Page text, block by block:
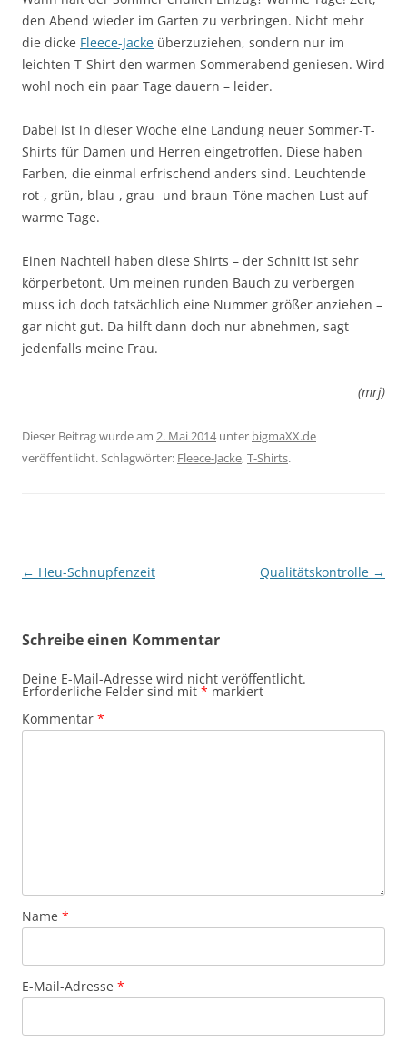
den Abend wieder im Garten zu verbringen. Nicht mehr
die dicke Fleece-Jacke überzuziehen, sondern nur im
leichten T-Shirt den warmen Sommerabend geniesen. Wird
wohl noch ein paar Tage dauern – leider.
Dabei ist in dieser Woche eine Landung neuer Sommer-T-
Shirts für Damen und Herren eingetroffen. Diese haben
Farben, die einmal erfrischend anders sind. Leuchtende
rot-, grün, blau-, grau- und braun-Töne machen Lust auf
warme Tage.
Einen Nachteil haben diese Shirts – der Schnitt ist sehr
körperbetont. Um meinen runden Bauch zu verbergen
muss ich doch tatsächlich eine Nummer größer anziehen –
gar nicht gut. Da hilft dann doch nur abnehmen, sagt
jedenfalls meine Frau.
(mrj)
Dieser Beitrag wurde am 2. Mai 2014unter bigmaXX.de
veröffentlicht. Schlagwörter: Fleece-Jacke,T-Shirts.
Beitragsnavigation
← Heu-Schnupfenzeit Qualitätskontrolle →
Schreibe einen Kommentar
Deine E-Mail-Adresse wird nicht veröffentlicht.
Erforderliche Felder sind mit * markiert
Kommentar *
Name *
E-Mail-Adresse *